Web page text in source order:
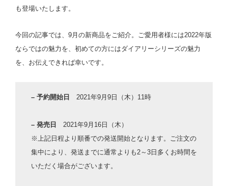
も登場いたします。
今回の記事では、9月の新商品をご紹介。ご愛用者様には2022年版
ならではの魅力を、初めての方にはダイアリーシリーズの魅力
を、お伝えできれば幸いです。
– 予約開始日 2021年9月9日（木）11時
– 発売日
2021年9月16日（木）
※上記日程より順番での発送開始となります。ご注文の
集中により、発送までに通常よりも2～3日多くお時間を
いただく場合がございます。